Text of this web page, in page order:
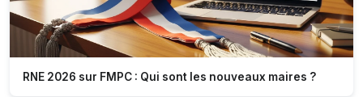
RNE 2026 sur FMPC : Qui sont les nouveaux maires ?